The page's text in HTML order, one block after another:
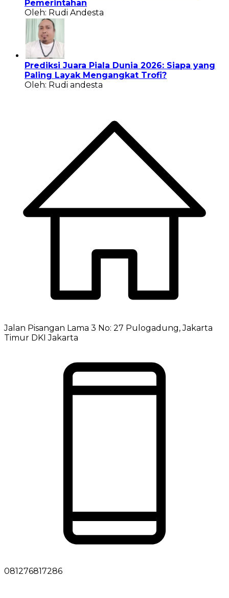
Pemerintahan
Oleh: Rudi Andesta
Prediksi Juara Piala Dunia 2026: Siapa yang
Paling Layak Mengangkat Trofi?
Oleh: Rudi andesta
Jalan Pisangan Lama 3 No: 27 Pulogadung, Jakarta
Timur DKI Jakarta
081276817286